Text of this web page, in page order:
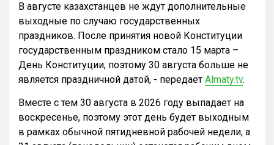
В августе казахстанцев не ждут дополнительные
выходные по случаю государственных
праздников. После принятия новой Конституции
государственным праздником стало 15 марта –
День Конституции, поэтому 30 августа больше не
является праздничной датой, - передает Almaty.tv.
Вместе с тем 30 августа в 2026 году выпадает на
воскресенье, поэтому этот день будет выходным
в рамках обычной пятидневной рабочей недели, а